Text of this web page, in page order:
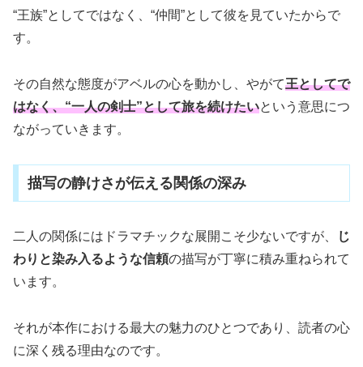
“王族”としてではなく、“仲間”として彼を見ていたからで
す。
その自然な態度がアベルの心を動かし、やがて王としてで
はなく、“一人の剣士”として旅を続けたいという意思につ
ながっていきます。
描写の静けさが伝える関係の深み
二人の関係にはドラマチックな展開こそ少ないですが、
じ
わりと染み入るような信頼の描写が丁寧に積み重ねられて
います。
それが本作における最大の魅力のひとつであり、読者の心
に深く残る理由なのです。